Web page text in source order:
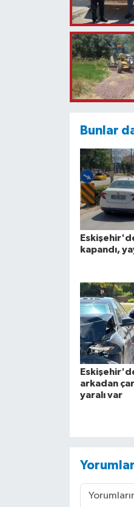
Bunlar
kapandı,
arkadan
yaralı var
Yorumlar